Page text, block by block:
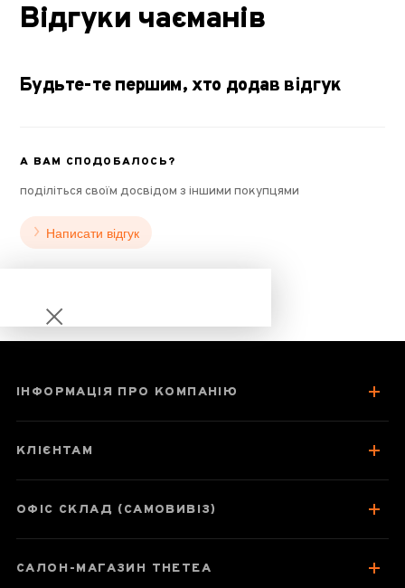
Відгуки чаєманів
Будьте-те першим, хто додав відгук
А ВАМ СПОДОБАЛОСЬ?
поділіться своїм досвідом з іншими покупцями
Написати відгук
Паспорт товару
Про чай
ІНФОРМАЦІЯ ПРО КОМПАНІЮ
КЛІЄНТАМ
ОФІС СКЛАД (САМОВИВІЗ)
САЛОН-МАГАЗИН THETEA